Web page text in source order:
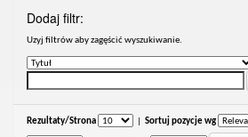
Dodaj filtr:
Uzyj filtrów aby zagęścić wyszukiwanie.
Rezultaty/Strona Sortuj pozycje wg